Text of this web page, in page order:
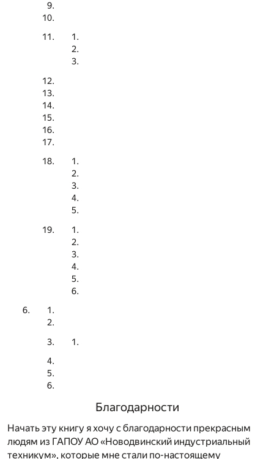
Благодарности
Начать эту книгу я хочу с благодарности прекрасным
людям из ГАПОУ АО «Новодвинский индустриальный
техникум», которые мне стали по-настоящему